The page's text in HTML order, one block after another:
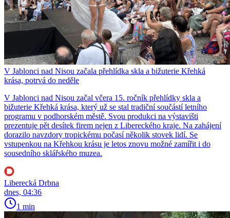
V Jablonci nad Nisou začala přehlídka skla a bižuterie Křehká
krása, potrvá do neděle
V Jablonci nad Nisou začal včera 15. ročník přehlídky skla a
bižuterie Křehká krása, který už se stal tradiční součástí letního
programu v podhorském městě. Svou produkci na výstavišti
prezentuje pět desítek firem nejen z Libereckého kraje. Na zahájení
dorazilo navzdory tropickému počasí několik stovek lidí. Se
vstupenkou na Křehkou krásu je letos znovu možné zamířit i do
sousedního sklářského muzea.
Liberecká Drbna
dnes, 04:36
1 min